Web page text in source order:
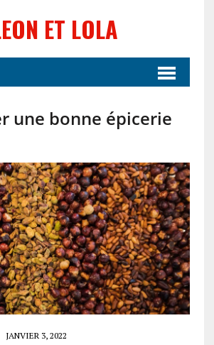
ET LOLA
une bonne épicerie
JANVIER 3, 2022